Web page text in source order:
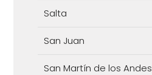
Salta
San Juan
San Martín de los Andes